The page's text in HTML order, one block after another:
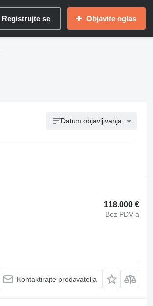
Registrujte se Objavite oglas
Datum objavljivanja
118.000 €
Bez PDV-a
Kontaktirajte prodavatelja